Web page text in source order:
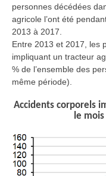
personnes décédées
agricole l’ont été
2013 à 2017.
Entre 2013 et 2017, les
impliquant un tracteur
% de l’ensemble des
même période).
Accidents corporels
le